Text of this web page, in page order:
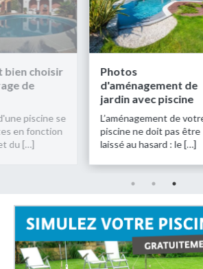
choisir
de
piscine se
en fonction
du […]
Photos
d'aménagement de
jardin avec piscine
L’aménagement de votre
piscine ne doit pas être
laissé au hasard : le […]